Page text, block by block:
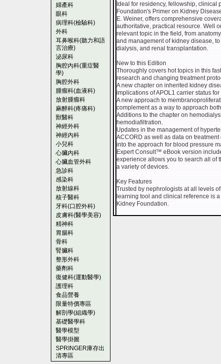
婦產科
眼科
病理科(檢驗科)
外科
耳鼻喉科(聽力和語
言治療)
泌尿科
胸腔內科(重症醫
學)
胸腔外科
腫瘤科(血液科)
放射腫瘤科
麻醉科(疼痛科)
獸醫科
神經外科
神經內科
小兒科
心臟內科
心臟血管外科
急診科
感染科
放射線科
核子醫科
牙科(口腔外科)
皮膚科(醫學美容)
精神科
胃腸科
骨科
腎臟科
整形外科
藥劑科
復健科(運動醫學)
護理科
食品營養
限量特價專區
解剖學(組織學)
基礎醫學科
醫學模型
醫學掛圖
SPRINGER庫存出
清專區
Ideal for residency, fellowship,
Foundation's Primer on Kidney
E. Weiner, offers comprehensive
authoritative, practical resource. Well
relevant topic in the field, from
and management of kidney disease,
dialysis, and renal transplantation.
New to this Edition
Thoroughly covers hot topics in this
research and changing treatment
A new chapter on inherited kidney
implications of APOL1 carrier status
A new approach to
complement as a way to approach
Additions to the chapter on
hemodiafiltration.
Updates in the management of
ACCORD as well as data on
into the approach for blood pressure
Expert Consult™ eBook version
experience allows you to search all of
a variety of devices.
Key Features
Trusted by nephrologists at all levels
learning tool and clinical reference is
Kidney Foundation.